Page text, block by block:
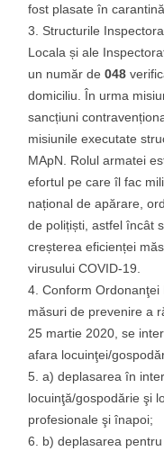
fost plasate în
Structurile
Locala și ale
un număr de 048
domiciliu. În urma
sancțiuni
misiunile executate
MApN. Rolul armatei
efortul pe care îl fac
național de apărare,
de polițiști, astfel încât
creșterea eficienței
virusului COVID-19.
Conform Ordonanţei
măsuri de prevenire a
25 martie 2020, se
afara locuinţei/
a) deplasarea în
locuinţă/gospodărie şi
profesionale şi înapoi;
b) deplasarea